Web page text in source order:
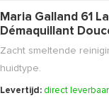
Maria Galland 61
Démaquillant
Zacht smeltende
huidtype.
Levertijd: direct leverbaar